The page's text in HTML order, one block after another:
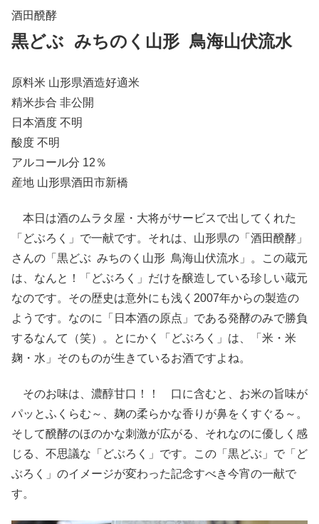
酒田醗酵
黒どぶ みちのく山形 鳥海山伏流水
原料米 山形県酒造好適米
精米歩合 非公開
日本酒度 不明
酸度 不明
アルコール分 12％
産地 山形県酒田市新橋
本日は酒のムラタ屋・大将がサービスで出してくれた
「どぶろく」で一献です。それは、山形県の「酒田醗酵」
さんの「黒どぶ みちのく山形 鳥海山伏流水」。この蔵元
は、なんと！「どぶろく」だけを醸造している珍しい蔵元
なのです。その歴史は意外にも浅く2007年からの製造の
ようです。なのに「日本酒の原点」である発酵のみで勝負
するなんて（笑）。とにかく「どぶろく」は、「米・米
麹・水」そのものが生きているお酒ですよね。
そのお味は、濃醇甘口！！ 口に含むと、お米の旨味が
パッとふくらむ～、麹の柔らかな香りが鼻をくすぐる～。
そして醗酵のほのかな刺激が広がる、それなのに優しく感
じる、不思議な「どぶろく」です。この「黒どぶ」で「ど
ぶろく」のイメージが変わった記念すべき今宵の一献で
す。